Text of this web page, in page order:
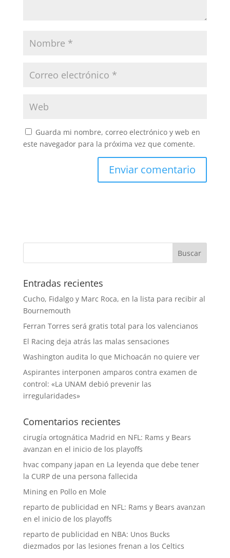
Guarda mi nombre, correo electrónico y web en
este navegador para la próxima vez que comente.
Entradas recientes
Cucho, Fidalgo y Marc Roca, en la lista para recibir al
Bournemouth
Ferran Torres será gratis total para los valencianos
El Racing deja atrás las malas sensaciones
Washington audita lo que Michoacán no quiere ver
Aspirantes interponen amparos contra examen de
control: «La UNAM debió prevenir las
irregularidades»
Comentarios recientes
cirugía ortognática Madrid en NFL: Rams y Bears
avanzan en el inicio de los playoffs
hvac company japan en La leyenda que debe tener
la CURP de una persona fallecida
Miningen Pollo en Mole
reparto de publicidad en NFL: Rams y Bears avanzan
en el inicio de los playoffs
reparto de publicidad en NBA: Unos Bucks
diezmados por las lesiones frenan a los Celtics